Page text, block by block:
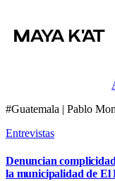
#Guatemala | Pablo
Entrevistas
Denuncian
la municipalidad de El